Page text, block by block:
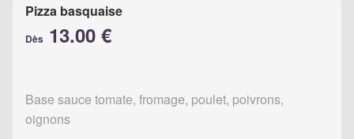
Pizza basquaise
Dès 13.00 €
Base sauce tomate, fromage, poulet, poivrons,
oignons